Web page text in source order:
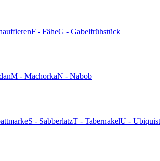
F - FäheG - Gabelfrühstück
M - MachorkaN - Nabob
S - SabberlatzT - TabernakelU -